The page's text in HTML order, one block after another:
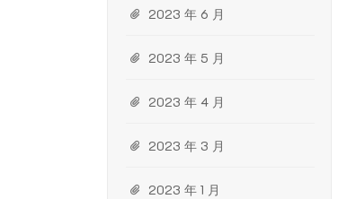
2023 年 6 月
2023 年 5 月
2023 年 4 月
2023 年 3 月
2023 年 1 月